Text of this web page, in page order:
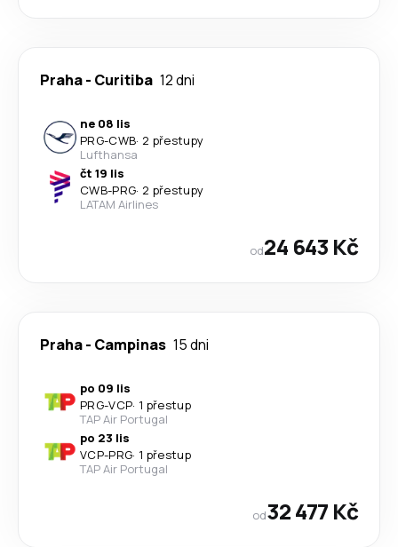
Praha- Curitiba 12 dni
ne 08 lis
PRG-CWB· 2 přestupy
Lufthansa
čt 19 lis
CWB-PRG· 2 přestupy
LATAM Airlines
od24 643 Kč
Praha- Campinas 15 dni
po 09 lis
PRG-VCP· 1 přestup
TAP Air Portugal
po 23 lis
VCP-PRG· 1 přestup
TAP Air Portugal
od32 477 Kč